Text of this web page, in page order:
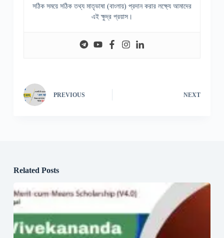
সঠিক সময়ে সঠিক তথ্য মাতৃভাষা (বাংলায়) প্রদান করার লক্ষ্যে আমাদের
এই ক্ষুদ্র প্রয়াস।
PREVIOUS NEXT
Related Posts